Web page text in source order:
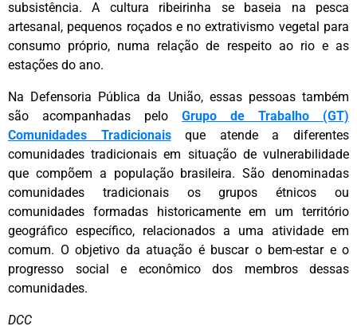
subsistência. A cultura ribeirinha se baseia na pesca
artesanal, pequenos roçados e no extrativismo vegetal para
consumo próprio, numa relação de respeito ao rio e as
estações do ano.
Na Defensoria Pública da União, essas pessoas também
são acompanhadas pelo Grupo de Trabalho (GT)
Comunidades Tradicionaisque atende a diferentes
comunidades tradicionais em situação de vulnerabilidade
que compõem a população brasileira. São denominadas
comunidades tradicionais os grupos étnicos ou
comunidades formadas historicamente em um território
geográfico específico, relacionados a uma atividade em
comum. O objetivo da atuação é buscar o bem-estar e o
progresso social e econômico dos membros dessas
comunidades.
DCC